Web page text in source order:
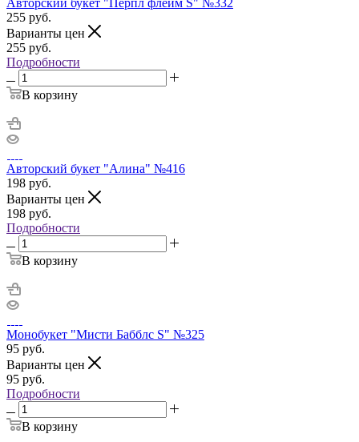
255 руб.
Варианты цен
255 руб.
Подробности
В корзину
Авторский букет "Алина" №416
198 руб.
Варианты цен
198 руб.
Подробности
В корзину
Монобукет "Мисти Бабблс S" №325
95 руб.
Варианты цен
95 руб.
Подробности
В корзину